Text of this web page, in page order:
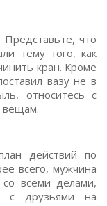
Представьте, что
тему того, как
кран. Кроме
вазу не в
относитесь с
вещам.
действий по
всего, мужчина
со всеми делами,
с друзьями на